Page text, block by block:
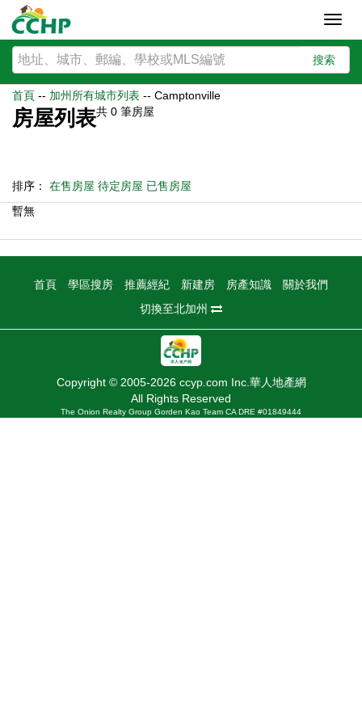
搜索
首頁 -- 加州所有城市列表 -- Camptonville
房屋列表共 0 筆房屋
排序： 在售房屋 待定房屋 已售房屋
暫無
首頁 學區搜房 推薦經紀 新建房 房產知識
關於我們
切換至北加州
Copyright © 2005-2026 ccyp.com Inc.華人地產網
All Rights Reserved
The Onion Realty Group Gorden Kao Team CA DRE #01849444